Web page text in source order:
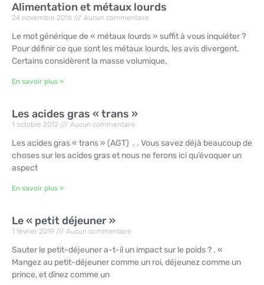
Alimentation et métaux lourds
24 novembre 2016 Aucun commentaire
Le mot générique de « métaux lourds » suffit à vous inquiéter ?
Pour définir ce que sont les métaux lourds, les avis divergent.
Certains considèrent la masse volumique,
En savoir plus »
Les acides gras « trans »
1 octobre 2012 Aucun commentaire
Les acides gras « trans » (AGT) . . Vous savez déjà beaucoup de
choses sur les acides gras et nous ne ferons ici qu’évoquer un
aspect
En savoir plus »
Le « petit déjeuner »
1 février 2019 Aucun commentaire
Sauter le petit-déjeuner a-t-il un impact sur le poids ? . «
Mangez au petit-déjeuner comme un roi, déjeunez comme un
prince, et dînez comme un